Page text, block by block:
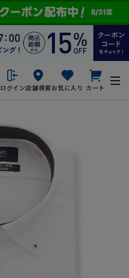
ログイン店舗検索お気に入り カート